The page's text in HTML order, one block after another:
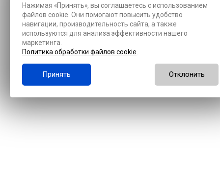
Нажимая «Принять», вы соглашаетесь с использованием
файлов cookie. Они помогают повысить удобство
навигации, производительность сайта, а также
используются для анализа эффективности нашего
маркетинга.
Политика обработки файлов cookie
Принять Отклонить